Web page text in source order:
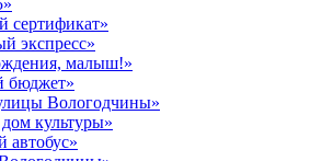
сертификат»
экспресс»
малыш!»
бюджет»
Вологодчины»
культуры»